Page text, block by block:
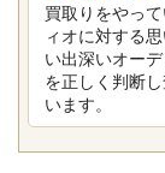
買取りをやっ
ィオに対する
い出深いオー
を正しく判断
います。